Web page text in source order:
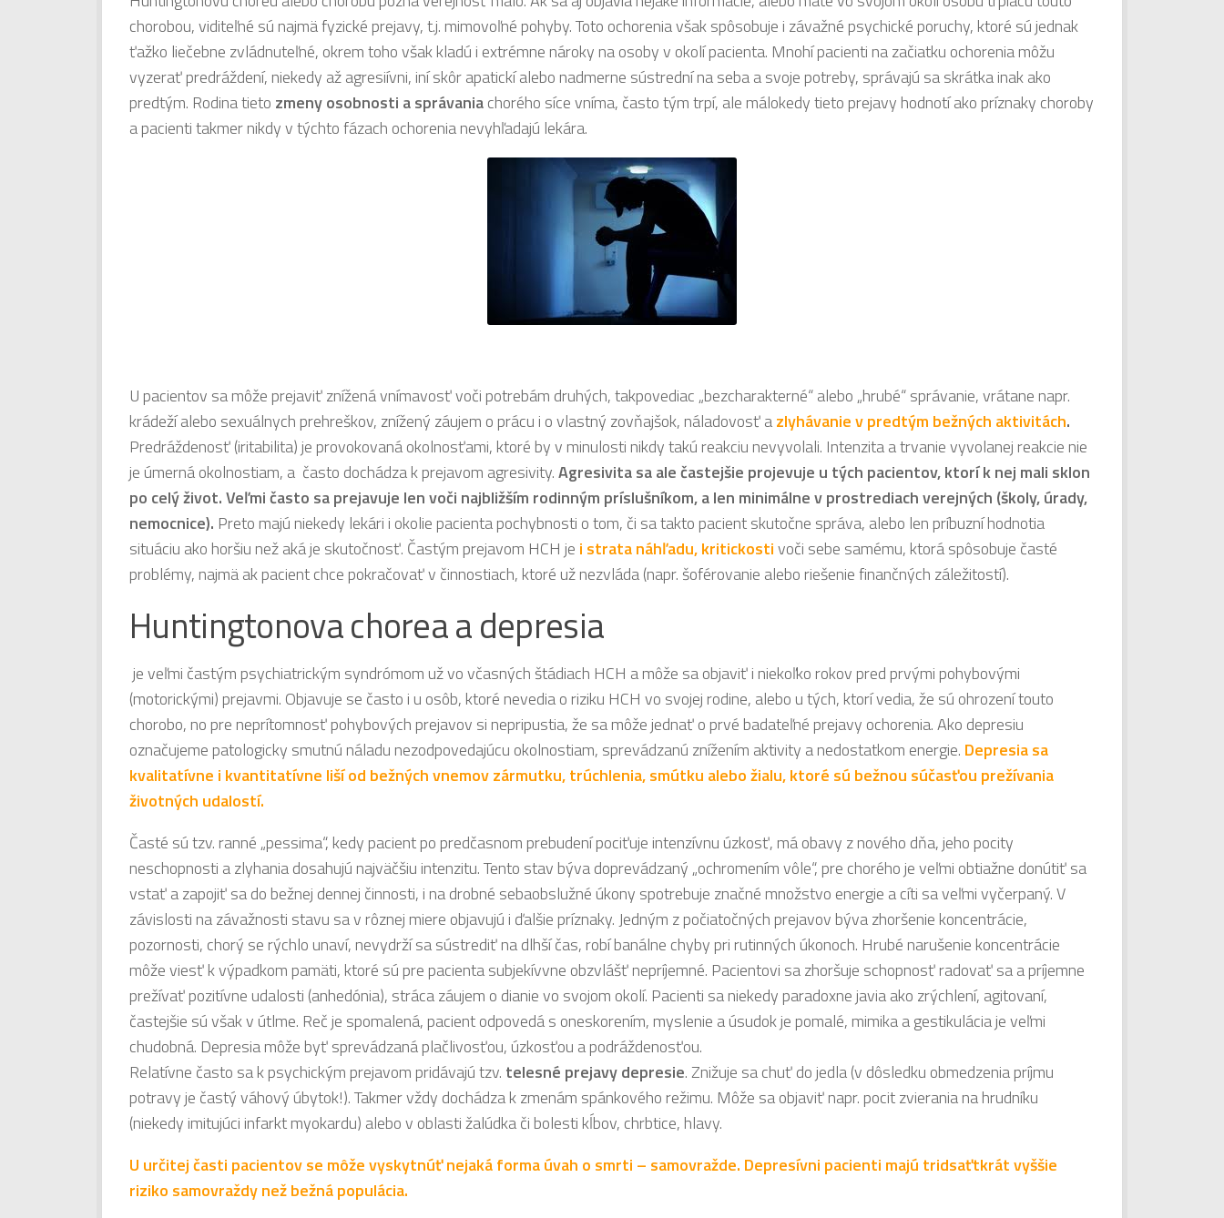
chorobou, viditeľné sú najmä fyzické prejavy, t.j. mimovoľné pohyby. Toto ochorenia však spôsobuje i závažné psychické poruchy, ktoré sú jednak
ťažko liečebne zvládnuteľné, okrem toho však kladú i extrémne nároky na osoby v okolí pacienta. Mnohí pacienti na začiatku ochorenia môžu
vyzerať predráždení, niekedy až agresiívni, iní skôr apatickí alebo nadmerne sústrední na seba a svoje potreby, správajú sa skrátka inak ako
predtým. Rodina tieto zmeny osobnosti a správaniachorého síce vníma, často tým trpí, ale málokedy tieto prejavy hodnotí ako príznaky choroby
a pacienti takmer nikdy v týchto fázach ochorenia nevyhľadajú lekára.
U pacientov sa môže prejaviť znížená vnímavosť voči potrebám druhých, takpovediac „bezcharakterné“ alebo „hrubé“ správanie, vrátane napr.
krádeží alebo sexuálnych prehreškov, znížený záujem o prácu i o vlastný zovňajšok, náladovosť azlyhávanie v predtým bežných aktivitách.
Predráždenosť (iritabilita) je provokovaná okolnosťami, ktoré by v minulosti nikdy takú reakciu nevyvolali. Intenzita a trvanie vyvolanej reakcie nie
je úmerná okolnostiam, a často dochádza k prejavom agresivity.Agresivita sa ale častejšie projevuje u tých pacientov, ktorí k nej mali sklon
po celý život. Veľmi často sa prejavuje len voči najbližším rodinným príslušníkom, a len minimálne v prostrediach verejných (školy, úrady,
nemocnice). Preto majú niekedy lekári i okolie pacienta pochybnosti o tom, či sa takto pacient skutočne správa, alebo len príbuzní hodnotia
situáciu ako horšiu než aká je skutočnosť. Častým prejavom HCH je i strata náhľadu, kritickostivoči sebe samému, ktorá spôsobuje časté
problémy, najmä ak pacient chce pokračovať v činnostiach, ktoré už nezvláda (napr. šoférovanie alebo riešenie finančných záležitostí).
Huntingtonova chorea a depresia
je veľmi častým psychiatrickým syndrómom už vo včasných štádiach HCH a môže sa objaviť i niekoľko rokov pred prvými pohybovými
(motorickými) prejavmi. Objavuje se často i u osôb, ktoré nevedia o riziku HCH vo svojej rodine, alebo u tých, ktorí vedia, že sú ohrození touto
chorobo, no pre neprítomnosť pohybových prejavov si nepripustia, že sa môže jednať o prvé badateľné prejavy ochorenia. Ako depresiu
označujeme patologicky smutnú náladu nezodpovedajúcu okolnostiam, sprevádzanú znížením aktivity a nedostatkom energie. Depresia sa
kvalitatívne i kvantitatívne liší od bežných vnemov zármutku, trúchlenia, smútku alebo žialu, ktoré sú bežnou súčasťou prežívania
životných udalostí.
Časté sú tzv. ranné „pessima“, kedy pacient po predčasnom prebudení pociťuje intenzívnu úzkosť, má obavy z nového dňa, jeho pocity
neschopnosti a zlyhania dosahujú najväčšiu intenzitu. Tento stav býva doprevádzaný „ochromením vôle“, pre chorého je veľmi obtiažne donútiť sa
vstať a zapojiť sa do bežnej dennej činnosti, i na drobné sebaobslužné úkony spotrebuje značné množstvo energie a cíti sa veľmi vyčerpaný. V
závislosti na závažnosti stavu sa v rôznej miere objavujú i ďalšie príznaky. Jedným z počiatočných prejavov býva zhoršenie koncentrácie,
pozornosti, chorý se rýchlo unaví, nevydrží sa sústrediť na dlhší čas, robí banálne chyby pri rutinných úkonoch. Hrubé narušenie koncentrácie
môže viesť k výpadkom pamäti, ktoré sú pre pacienta subjekívvne obzvlášť nepríjemné. Pacientovi sa zhoršuje schopnosť radovať sa a príjemne
prežívať pozitívne udalosti (anhedónia), stráca záujem o dianie vo svojom okolí. Pacienti sa niekedy paradoxne javia ako zrýchlení, agitovaní,
častejšie sú však v útlme. Reč je spomalená, pacient odpovedá s oneskorením, myslenie a úsudok je pomalé, mimika a gestikulácia je veľmi
chudobná. Depresia môže byť sprevádzaná plačlivosťou, úzkosťou a podráždenosťou.
Relatívne často sa k psychickým prejavom pridávajú tzv. telesné prejavy depresie. Znižuje sa chuť do jedla (v dôsledku obmedzenia príjmu
potravy je častý váhový úbytok!). Takmer vždy dochádza k zmenám spánkového režimu. Môže sa objaviť napr. pocit zvierania na hrudníku
(niekedy imitujúci infarkt myokardu) alebo v oblasti žalúdka či bolesti kĺbov, chrbtice, hlavy.
U určitej časti pacientov se môže vyskytnúť nejaká forma úvah o smrti – samovražde. Depresívni pacienti majú tridsaťtkrát vyššie
riziko samovraždy než bežná populácia.